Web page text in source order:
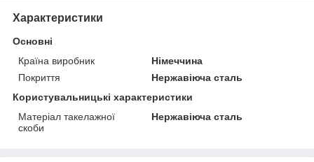
Характеристики
Основні
Країна виробник
Німеччина
Покриття
Нержавіюча сталь
Користувальницькі характеристики
Матеріал такелажної
скоби
Нержавіюча сталь